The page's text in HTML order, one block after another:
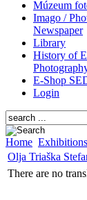
Múzeum
Imago /
Newspaper
Library
History of
E-Shop
Login
Home Exhibitions
Olja Triaška
There are no